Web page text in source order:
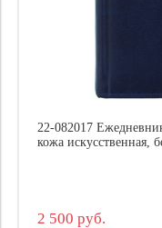
22-082017
кожа искусственная,
2 500 руб.